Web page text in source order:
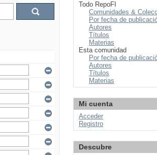
Todo RepoFI
Comunidades &
Por fecha de
Autores
Títulos
Materias
Esta comunidad
Por fecha de
Autores
Títulos
Materias
Mi cuenta
Acceder
Registro
Descubre